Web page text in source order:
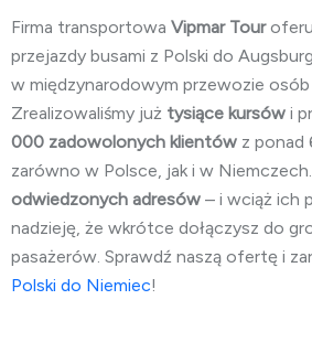
Firma transportowa Vipmar Tour
przejazdy busami z Polski do
w międzynarodowym przewozie osób
Zrealizowaliśmy już tysiące kursów i
000 zadowolonych klientów z ponad
zarówno w Polsce, jak i w
odwiedzonych adresów – i wciąż ich
nadzieję, że wkrótce dołączysz do
pasażerów. Sprawdź naszą ofertę i
Polski do Niemiec!